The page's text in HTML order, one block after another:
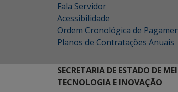
Fala Servidor
Acessibilidade
Ordem Cronológica de
Planos de Contratações Anuais
SECRETARIA DE ESTADO DE
TECNOLOGIA E INOVAÇÃO